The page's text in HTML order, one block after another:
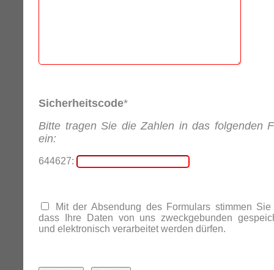
Sicherheitscode*
Bitte tragen Sie die Zahlen in das folgenden
ein:
644627:
Mit der Absendung des Formulars stimmen Sie
dass Ihre Daten von uns zweckgebunden
und elektronisch verarbeitet werden dürfen.